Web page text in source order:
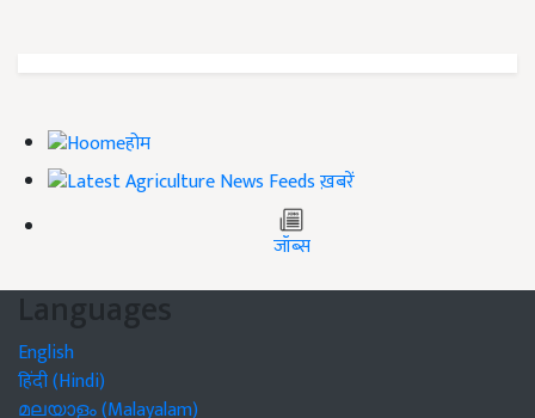
होम
ख़बरें
जॉब्स
Languages
English
हिंदी (Hindi)
മലയാളം (Malayalam)